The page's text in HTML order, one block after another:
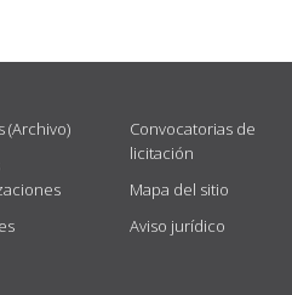
(Archivo)
Convocatorias de
licitación
Mapa del sitio
Aviso jurídico